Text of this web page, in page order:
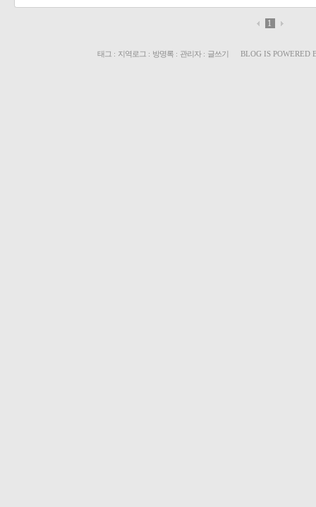
1
태그 : 지역로그 : 방명록 : 관리자: 글쓰기 BLOG IS POWERED